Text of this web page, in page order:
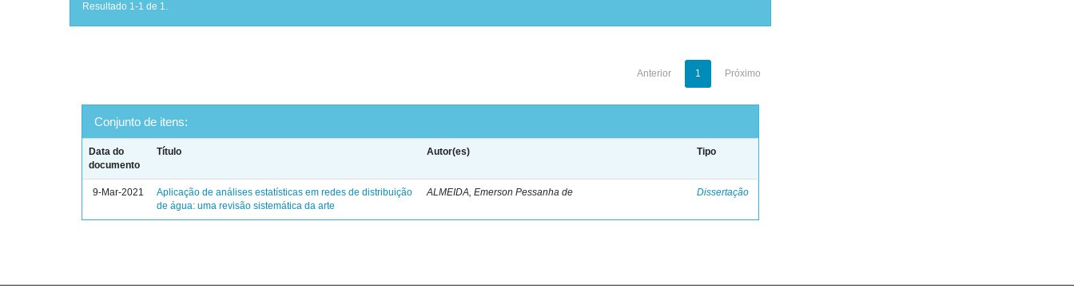
Resultado 1-1 de 1.
Anterior 1 Próximo
Conjunto de itens:
Data do
documento
Título Autor(es) Tipo
9-Mar-2021
Aplicação de análises estatísticas em redes de distribuição
de água: uma revisão sistemática da arte
ALMEIDA, Emerson Pessanha de Dissertação